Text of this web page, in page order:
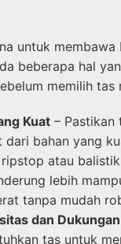
untuk membawa
beberapa hal
memilih tas
Kuat – Pastikan
bahan yang
atau
lebih
tanpa mudah
dan
tas untuk